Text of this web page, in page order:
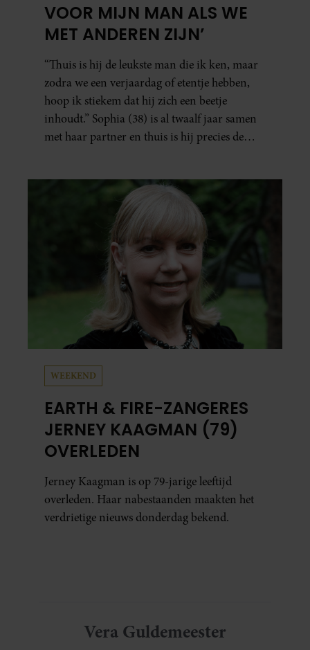
VOOR MIJN MAN ALS WE
MET ANDEREN ZIJN’
“Thuis is hij de leukste man die ik ken, maar
zodra we een verjaardag of etentje hebben,
hoop ik stiekem dat hij zich een beetje
inhoudt.” Sophia (38) is al twaalf jaar samen
met haar partner en thuis is hij precies de
vaker schaamt zodra ze samen onder de
WEEKEND
EARTH & FIRE-ZANGERES
JERNEY KAAGMAN (79)
OVERLEDEN
Jerney Kaagman is op 79-jarige leeftijd
overleden. Haar nabestaanden maakten het
verdrietige nieuws donderdag bekend.
Vera Guldemeester